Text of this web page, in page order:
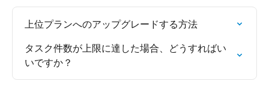
上位プランへのアップグレードする方法
タスク件数が上限に達した場合、どうすればい
いですか？